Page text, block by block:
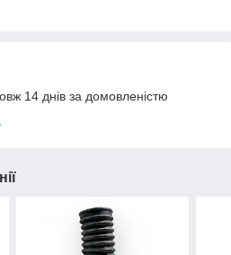
14 днів за домовленістю